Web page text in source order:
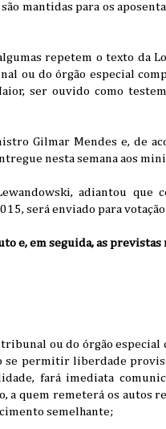
mantidas para os
repetem o texto da
ou do órgão especial
ser ouvido como
Gilmar Mendes e, de
nesta semana aos
adiantou que
será enviado para
e, em seguida, as previstas
ou do órgão
permitir liberdade
fará imediata
quem remeterá os autos
semelhante;